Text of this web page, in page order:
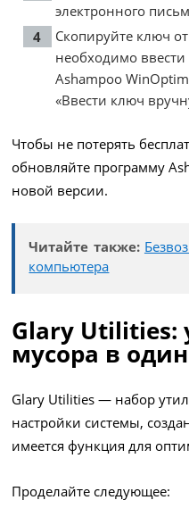
электронного
Скопируйте ключ
необходимо
Ashampoo
«Ввести ключ
Чтобы не потерять
обновляйте программу
новой версии.
Читайте также:
компьютера
Glary Utilities:
мусора в
Glary Utilities — набор
настройки системы,
имеется функция для
Проделайте следующее: